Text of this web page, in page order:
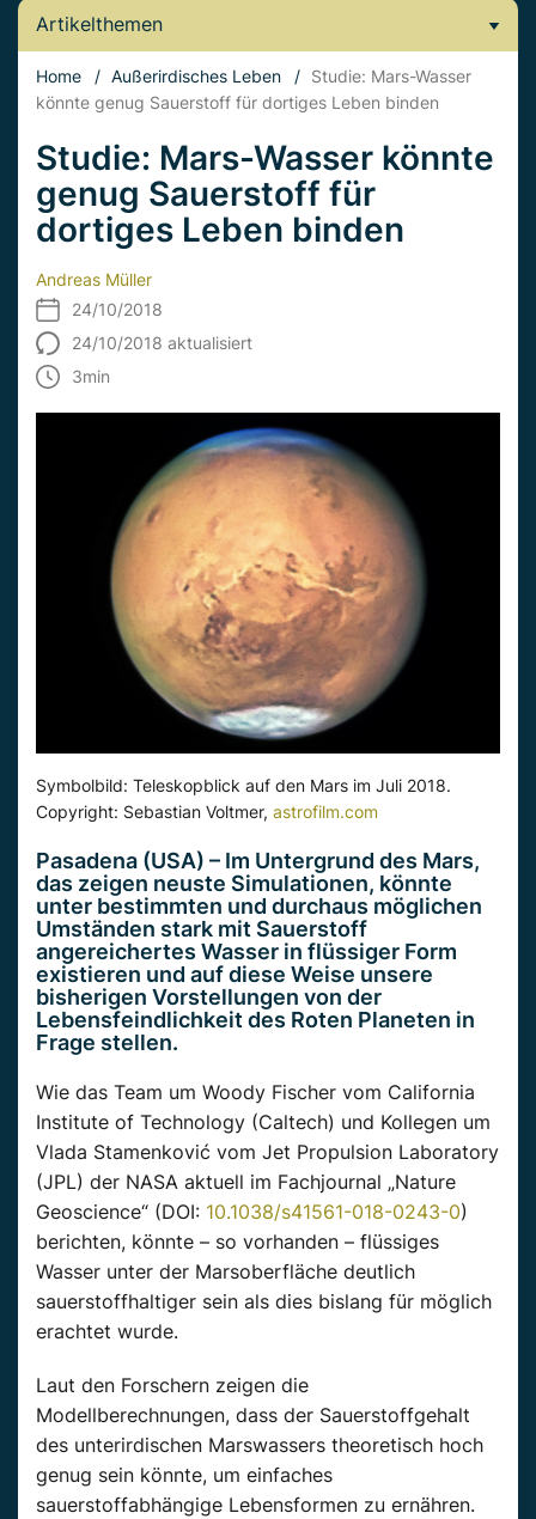
Artikelthemen
Home / Außerirdisches Leben / Studie: Mars-Wasser
könnte genug Sauerstoff für dortiges Leben binden
Studie: Mars-Wasser könnte
genug Sauerstoff für
dortiges Leben binden
Andreas Müller
24/10/2018
24/10/2018 aktualisiert
3min
Symbolbild: Teleskopblick auf den Mars im Juli 2018.
Copyright: Sebastian Voltmer, astrofilm.com
Pasadena (USA) – Im Untergrund des Mars,
das zeigen neuste Simulationen, könnte
unter bestimmten und durchaus möglichen
Umständen stark mit Sauerstoff
angereichertes Wasser in flüssiger Form
existieren und auf diese Weise unsere
bisherigen Vorstellungen von der
Lebensfeindlichkeit des Roten Planeten in
Frage stellen.
Wie das Team um Woody Fischer vom California
Institute of Technology (Caltech) und Kollegen um
Vlada Stamenković vom Jet Propulsion Laboratory
(JPL) der NASA aktuell im Fachjournal „Nature
Geoscience“ (DOI: 10.1038/s41561-018-0243-0)
berichten, könnte – so vorhanden – flüssiges
Wasser unter der Marsoberfläche deutlich
sauerstoffhaltiger sein als dies bislang für möglich
erachtet wurde.
Laut den Forschern zeigen die
Modellberechnungen, dass der Sauerstoffgehalt
des unterirdischen Marswassers theoretisch hoch
genug sein könnte, um einfaches
sauerstoffabhängige Lebensformen zu ernähren.